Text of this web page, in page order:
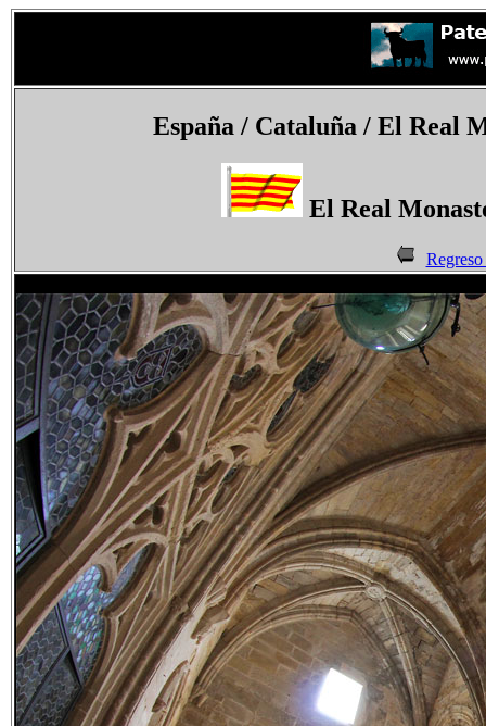
España / Cataluña / El Real
El Real